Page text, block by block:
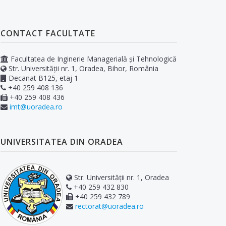
CONTACT FACULTATE
Facultatea de Inginerie Managerială și Tehnologică
Str. Universității nr. 1, Oradea, Bihor, România
Decanat B125, etaj 1
+40 259 408 136
+40 259 408 436
imt@uoradea.ro
UNIVERSITATEA DIN ORADEA
Str. Universității nr. 1, Oradea
+40 259 432 830
+40 259 432 789
rectorat@uoradea.ro